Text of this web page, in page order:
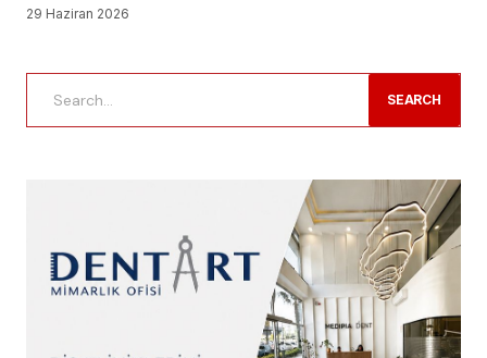
29 Haziran 2026
SEARCH